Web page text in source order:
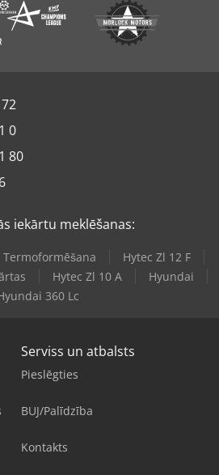
0
80
iekārtu meklēšanas:
Termoformēšana
Hytec Zl 12 F
Hytec Zl 10 A
Hyundai
360 Lc
Serviss un atbalsts
Pieslēgties
BUJ/Palīdzība
Kontakts